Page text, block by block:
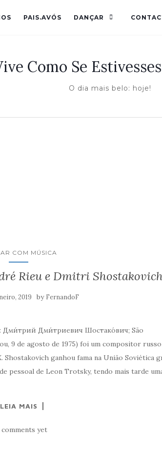
PAIS.AVÓS DANÇAR
Como Se
O dia mais belo: hoje!
COM MÚSICA
Rieu e Dmitri
2019 by FernandoF
Дми́трий Дми́триевич Шостако́вич; São
9 de agosto de 1975) foi um compositor
ganhou fama na União Soviética
pessoal de Leon Trotsky, tendo mais tarde
LEIA MAIS
comments yet